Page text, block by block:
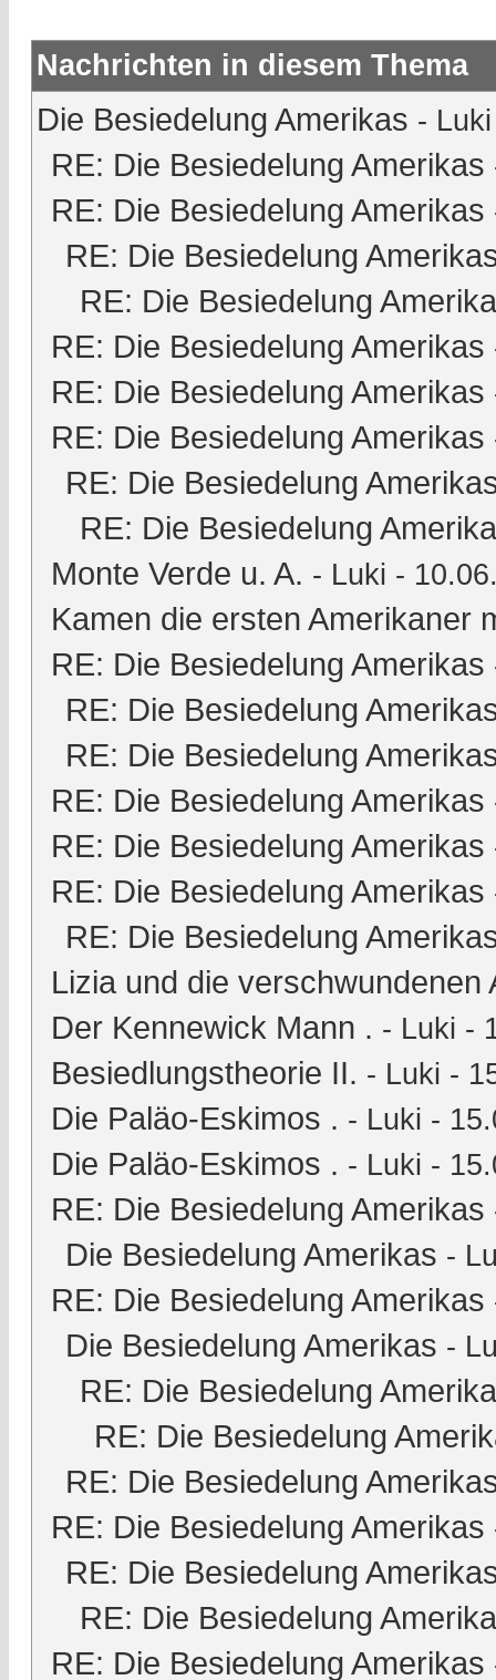
Nachrichten in diesem Thema
Die Besiedelung Amerikas - Luki
RE: Die Besiedelung Amerikas
RE: Die Besiedelung Amerikas
RE: Die Besiedelung
RE: Die Besiedelung
RE: Die Besiedelung Amerikas
RE: Die Besiedelung Amerikas
RE: Die Besiedelung Amerikas
RE: Die Besiedelung
RE: Die Besiedelung
Monte Verde u. A. - Luki -
Kamen die ersten Amerikaner
RE: Die Besiedelung Amerikas
RE: Die Besiedelung
RE: Die Besiedelung
RE: Die Besiedelung Amerikas
RE: Die Besiedelung Amerikas
RE: Die Besiedelung Amerikas
RE: Die Besiedelung
Lizia und die verschwundenen
Der Kennewick Mann . - Luki -
Besiedlungstheorie II. - Luki -
Die Paläo-Eskimos . - Luki -
Die Paläo-Eskimos . - Luki -
RE: Die Besiedelung Amerikas
Die Besiedelung Amerikas -
RE: Die Besiedelung Amerikas
Die Besiedelung Amerikas -
RE: Die Besiedelung
RE: Die Besiedelung
RE: Die Besiedelung
RE: Die Besiedelung Amerikas
RE: Die Besiedelung
RE: Die Besiedelung
RE: Die Besiedelung Amerikas